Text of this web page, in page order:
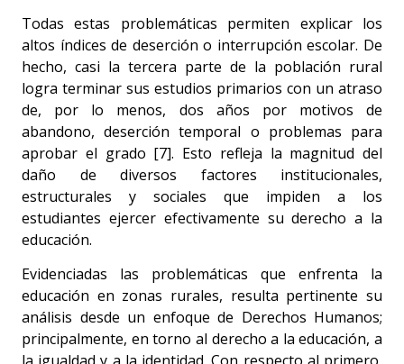
Todas estas problemáticas permiten explicar los
altos índices de deserción o interrupción escolar. De
hecho, casi la tercera parte de la población rural
logra terminar sus estudios primarios con un atraso
de, por lo menos, dos años por motivos de
abandono, deserción temporal o problemas para
aprobar el grado [7]. Esto refleja la magnitud del
daño de diversos factores institucionales,
estructurales y sociales que impiden a los
estudiantes ejercer efectivamente su derecho a la
educación.
Evidenciadas las problemáticas que enfrenta la
educación en zonas rurales, resulta pertinente su
análisis desde un enfoque de Derechos Humanos;
principalmente, en torno al derecho a la educación, a